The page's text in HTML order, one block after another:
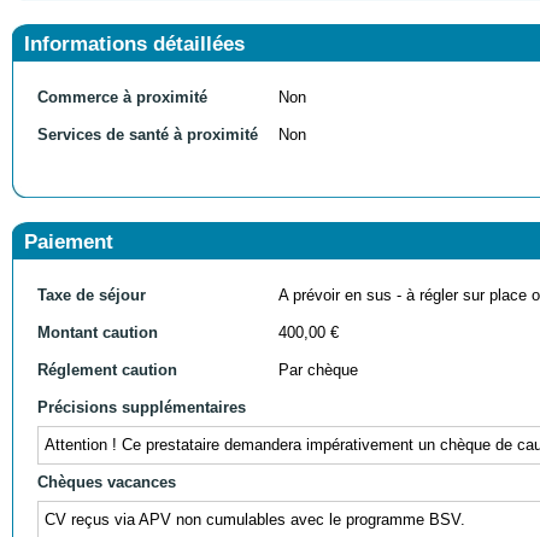
Informations détaillées
Commerce à proximité Non
Services de santé à proximité Non
Paiement
Taxe de séjour A prévoir en sus - à régler sur place
Montant caution 400,00 €
Réglement caution Par chèque
Précisions supplémentaires
Attention ! Ce prestataire demandera impérativement un chèque de
Chèques vacances
CV reçus via APV non cumulables avec le programme BSV.